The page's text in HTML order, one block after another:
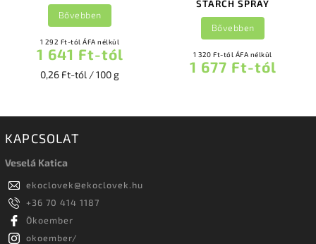
1 292 Ft-tól ÁFA nélkül
1 641 Ft-tól
0,26 Ft-tól / 100 g
Bővebben
STARCH SPRAY
1 320 Ft-tól ÁFA nélkül
1 677 Ft-tól
Bővebben
KAPCSOLAT
Veselá Katica
ekoclovek@ekoclovek.hu
+36 70 414 1187
Ökoember
okoember/